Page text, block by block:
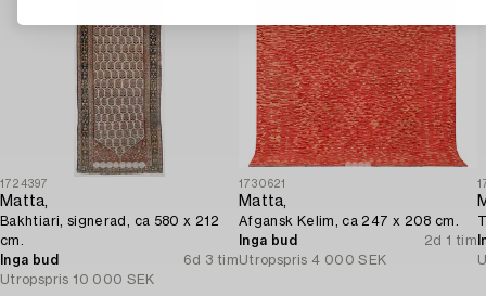
1724397
Matta,
Bakhtiari, signerad, ca 580 x 212
cm.
Inga bud
6d 3 tim
Utropspris 10 000 SEK
1730621
Matta,
Afgansk Kelim, ca 247 x 208 cm.
Inga bud
2d 1 tim
Utropspris 4 000 SEK